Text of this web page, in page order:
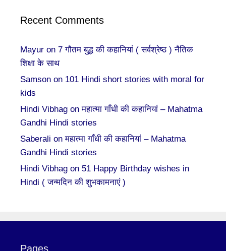
Recent Comments
Mayur on 7 गौतम बुद्ध की कहानियां ( सर्वश्रेष्ठ ) नैतिक
शिक्षा के साथ
Samson on 101 Hindi short stories with moral for
kids
Hindi Vibhag onमहात्मा गाँधी की कहानियां – Mahatma
Gandhi Hindi stories
Saberali onमहात्मा गाँधी की कहानियां – Mahatma
Gandhi Hindi stories
Hindi Vibhag on 51 Happy Birthday wishes in
Hindi ( जन्मदिन की शुभकामनाएं )
Pages